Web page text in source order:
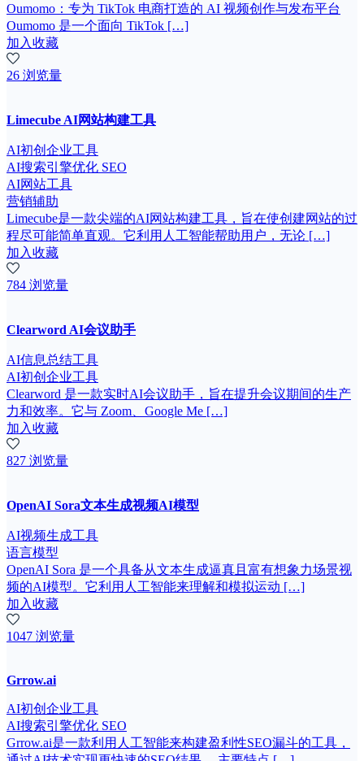
Oumomo：专为 TikTok 电商打造的 AI 视频创作与发布平台
Oumomo 是一个面向 TikTok […]
加入收藏
26 浏览量
Limecube AI网站构建工具
AI初创企业工具
AI搜索引擎优化 SEO
AI网站工具
营销辅助
Limecube是一款尖端的AI网站构建工具，旨在使创建网站的过
程尽可能简单直观。它利用人工智能帮助用户，无论 […]
加入收藏
784 浏览量
Clearword AI会议助手
AI信息总结工具
AI初创企业工具
Clearword 是一款实时AI会议助手，旨在提升会议期间的生产
力和效率。它与 Zoom、Google Me […]
加入收藏
827 浏览量
OpenAI Sora文本生成视频AI模型
AI视频生成工具
语言模型
OpenAI Sora 是一个具备从文本生成逼真且富有想象力场景视
频的AI模型。它利用人工智能来理解和模拟运动 […]
加入收藏
1047 浏览量
Grrow.ai
AI初创企业工具
AI搜索引擎优化 SEO
Grrow.ai是一款利用人工智能来构建盈利性SEO漏斗的工具，